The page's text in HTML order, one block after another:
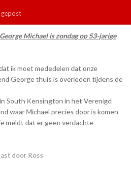
gepost
Michael is zondag op 53-jarige
ik moet mededelen dat onze
George thuis is overleden tijdens de
South Kensington in het Verenigd
waar Michael precies door is komen
meldt dat er geen verdachte
door Ross